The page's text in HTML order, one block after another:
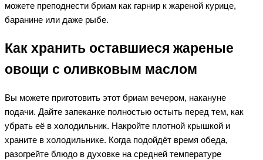
можете преподнести бриам как гарнир к жареной курице,
баранине или даже рыбе.
Как хранить оставшиеся жареные
овощи с оливковым маслом
Вы можете приготовить этот бриам вечером, накануне
подачи. Дайте запеканке полностью остыть перед тем, как
убрать её в холодильник. Накройте плотной крышкой и
храните в холодильнике. Когда подойдёт время обеда,
разогрейте блюдо в духовке на средней температуре